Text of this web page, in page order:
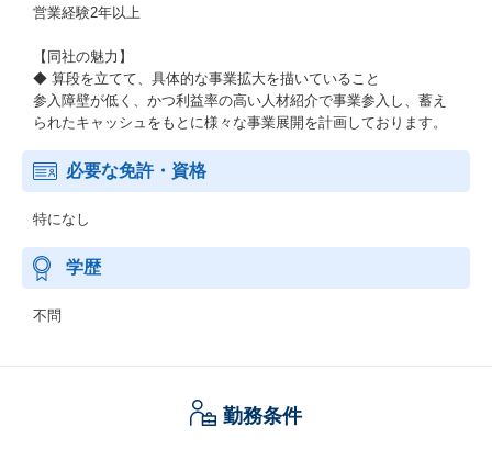
営業経験2年以上
【同社の魅力】
◆ 算段を立てて、具体的な事業拡大を描いていること
参入障壁が低く、かつ利益率の高い人材紹介で事業参入し、蓄え
られたキャッシュをもとに様々な事業展開を計画しております。
必要な免許・資格
特になし
学歴
不問
勤務条件